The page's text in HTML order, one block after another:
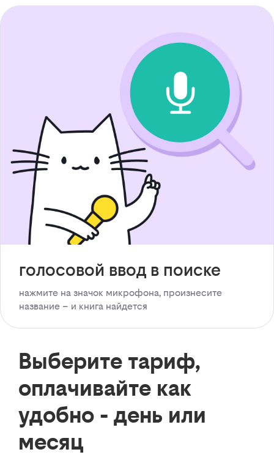
голосовой ввод в поиске
нажмите на значок микрофона, произнесите
название – и книга найдется
Выберите тариф,
оплачивайте как
удобно - день или
месяц